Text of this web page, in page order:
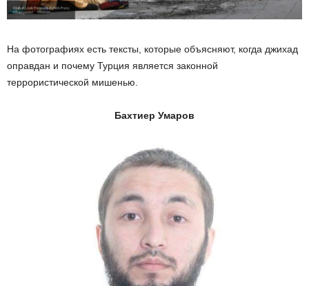
На фотографиях есть тексты, которые объясняют, когда джихад
оправдан и почему Турция является законной
террористической мишенью.
Бахтиер Умаров